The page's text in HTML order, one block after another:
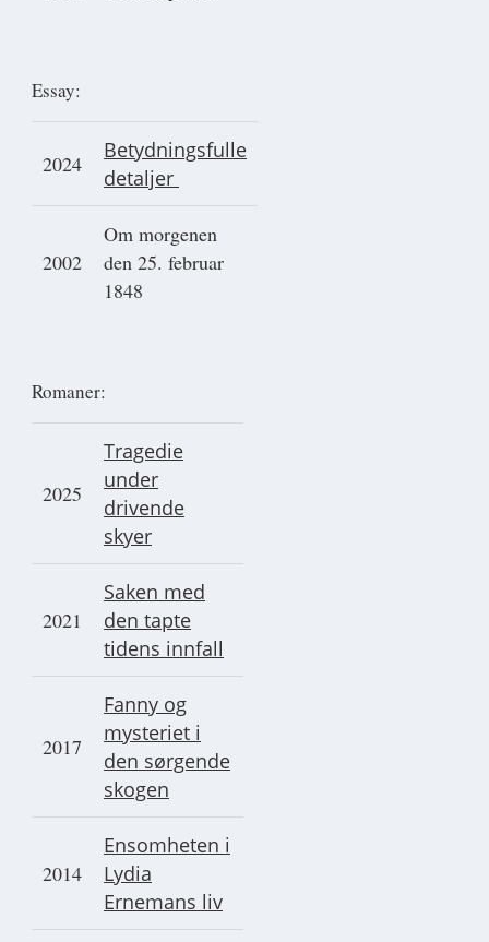
Essay:
2024
Betydningsfulle
detaljer
2002
Om morgenen
den 25. februar
1848
Romaner:
2025
Tragedie
under
drivende
skyer
2021
Saken med
den tapte
tidens innfall
2017
Fanny og
mysteriet i
den sørgende
skogen
2014
Ensomheten i
Lydia
Ernemans liv